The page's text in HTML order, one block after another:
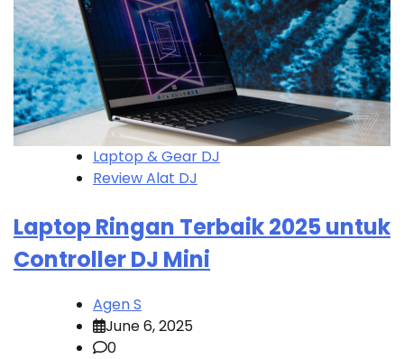
Laptop & Gear DJ
Review Alat DJ
Laptop Ringan Terbaik 2025 untuk
Controller DJ Mini
Agen S
June 6, 2025
0